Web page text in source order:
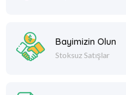
Bayimizin Olun
Stoksuz Satışlar